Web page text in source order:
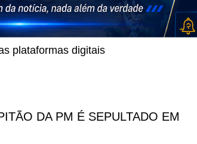
plataformas digitais
DA PM É SEPULTADO EM